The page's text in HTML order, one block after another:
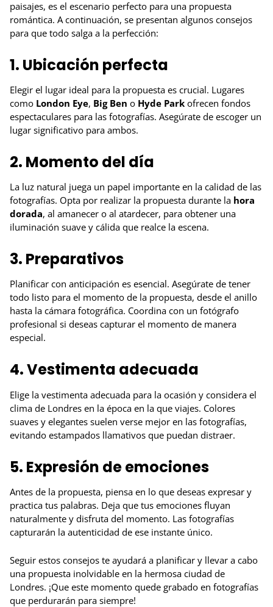
paisajes, es el escenario perfecto para una propuesta
romántica. A continuación, se presentan algunos consejos
para que todo salga a la perfección:
1. Ubicación perfecta
Elegir el lugar ideal para la propuesta es crucial. Lugares
como London Eye, Big Ben o Hyde Park ofrecen fondos
espectaculares para las fotografías. Asegúrate de escoger un
lugar significativo para ambos.
2. Momento del día
La luz natural juega un papel importante en la calidad de las
fotografías. Opta por realizar la propuesta durante la hora
dorada, al amanecer o al atardecer, para obtener una
iluminación suave y cálida que realce la escena.
3. Preparativos
Planificar con anticipación es esencial. Asegúrate de tener
todo listo para el momento de la propuesta, desde el anillo
hasta la cámara fotográfica. Coordina con un fotógrafo
profesional si deseas capturar el momento de manera
especial.
4. Vestimenta adecuada
Elige la vestimenta adecuada para la ocasión y considera el
clima de Londres en la época en la que viajes. Colores
suaves y elegantes suelen verse mejor en las fotografías,
evitando estampados llamativos que puedan distraer.
5. Expresión de emociones
Antes de la propuesta, piensa en lo que deseas expresar y
practica tus palabras. Deja que tus emociones fluyan
naturalmente y disfruta del momento. Las fotografías
capturarán la autenticidad de ese instante único.
Seguir estos consejos te ayudará a planificar y llevar a cabo
una propuesta inolvidable en la hermosa ciudad de
Londres. ¡Que este momento quede grabado en fotografías
que perdurarán para siempre!